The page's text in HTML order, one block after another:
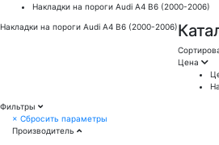
Накладки на пороги Audi A4 B6 (2000-2006)
Накладки на пороги Audi A4 B6 (2000-2006)
Цена
Фильтры
× Сбросить параметры
Производитель